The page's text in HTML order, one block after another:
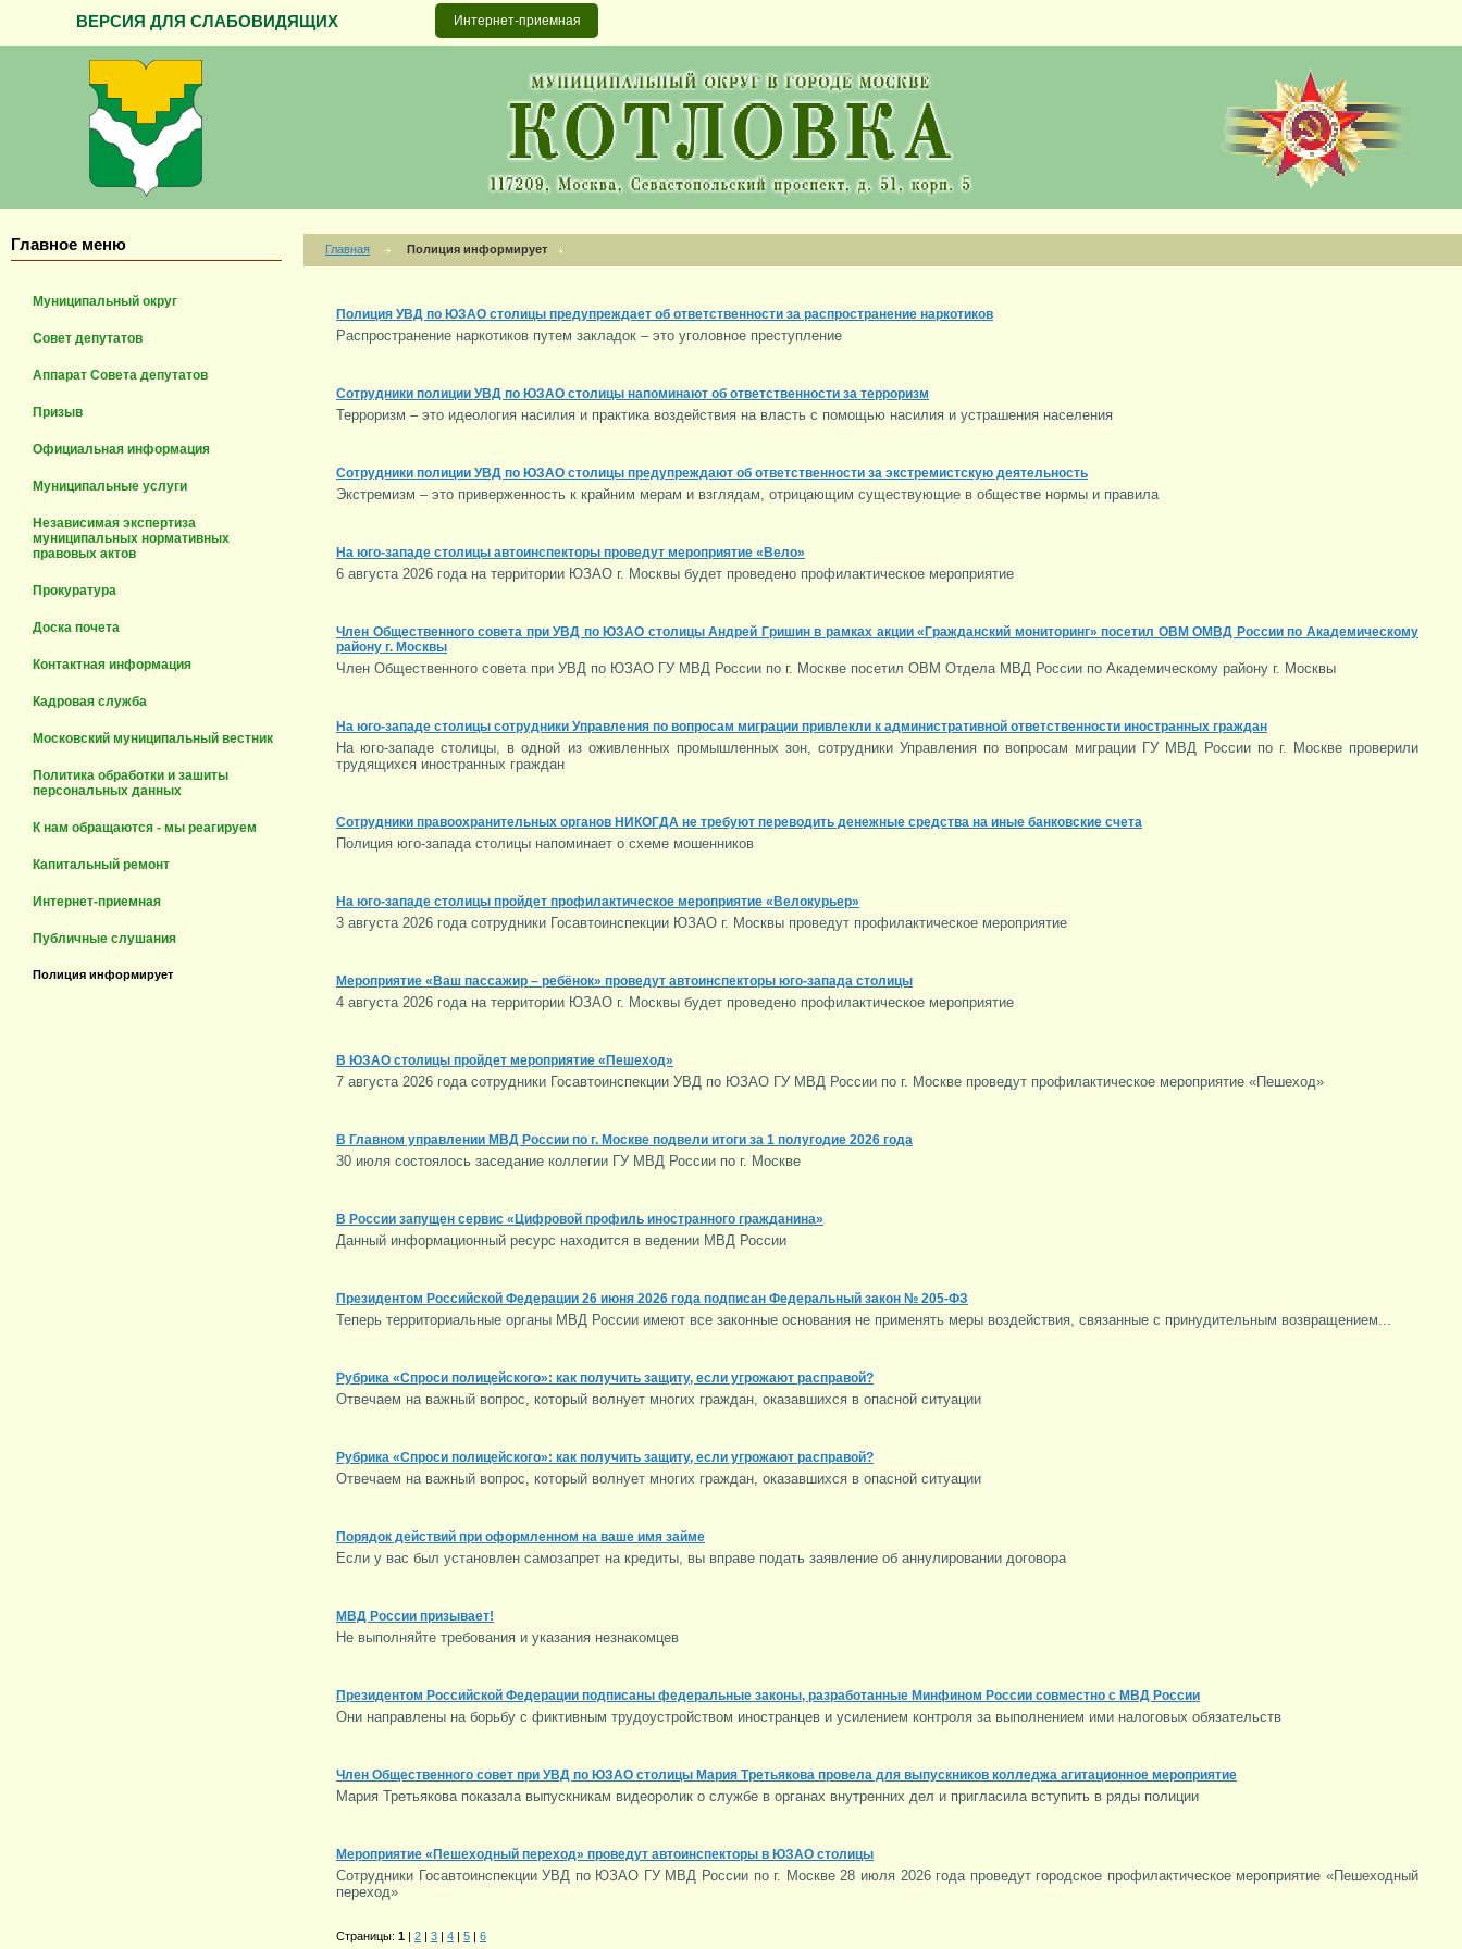
ВЕРСИЯ ДЛЯ СЛАБОВИДЯЩИХ Интернет-приемная
Главное меню
Муниципальный округ
Совет депутатов
Аппарат Совета депутатов
Призыв
Официальная информация
Муниципальные услуги
Независимая экспертиза
муниципальных нормативных
правовых актов
Прокуратура
Доска почета
Контактная информация
Кадровая служба
Московский муниципальный вестник
Политика обработки и зашиты
персональных данных
К нам обращаются - мы реагируем
Капитальный ремонт
Интернет-приемная
Публичные слушания
Полиция информирует
Главная Полиция информирует
Полиция УВД по ЮЗАО столицы предупреждает об ответственности за распространение наркотиков
Распространение наркотиков путем закладок – это уголовное преступление
Сотрудники полиции УВД по ЮЗАО столицы напоминают об ответственности за терроризм
Терроризм – это идеология насилия и практика воздействия на власть с помощью насилия и устрашения населения
Сотрудники полиции УВД по ЮЗАО столицы предупреждают об ответственности за экстремистскую деятельность
Экстремизм – это приверженность к крайним мерам и взглядам, отрицающим существующие в обществе нормы и правила
На юго-западе столицы автоинспекторы проведут мероприятие «Вело»
6 августа 2026 года на территории ЮЗАО г. Москвы будет проведено профилактическое мероприятие
Член Общественного совета при УВД по ЮЗАО столицы Андрей Гришин в рамках акции «Гражданский мониторинг» посетил ОВМ ОМВД России по Академическому
району г. Москвы
Член Общественного совета при УВД по ЮЗАО ГУ МВД России по г. Москве посетил ОВМ Отдела МВД России по Академическому району г. Москвы
На юго-западе столицы сотрудники Управления по вопросам миграции привлекли к административной ответственности иностранных граждан
На юго-западе столицы, в одной из оживленных промышленных зон, сотрудники Управления по вопросам миграции ГУ МВД России по г. Москве проверили
трудящихся иностранных граждан
Сотрудники правоохранительных органов НИКОГДА не требуют переводить денежные средства на иные банковские счета
Полиция юго-запада столицы напоминает о схеме мошенников
На юго-западе столицы пройдет профилактическое мероприятие «Велокурьер»
3 августа 2026 года сотрудники Госавтоинспекции ЮЗАО г. Москвы проведут профилактическое мероприятие
Мероприятие «Ваш пассажир – ребёнок» проведут автоинспекторы юго-запада столицы
4 августа 2026 года на территории ЮЗАО г. Москвы будет проведено профилактическое мероприятие
В ЮЗАО столицы пройдет мероприятие «Пешеход»
7 августа 2026 года сотрудники Госавтоинспекции УВД по ЮЗАО ГУ МВД России по г. Москве проведут профилактическое мероприятие «Пешеход»
В Главном управлении МВД России по г. Москве подвели итоги за 1 полугодие 2026 года
30 июля состоялось заседание коллегии ГУ МВД России по г. Москве
В России запущен сервис «Цифровой профиль иностранного гражданина»
Данный информационный ресурс находится в ведении МВД России
Президентом Российской Федерации 26 июня 2026 года подписан Федеральный закон № 205-ФЗ
Теперь территориальные органы МВД России имеют все законные основания не применять меры воздействия, связанные с принудительным возвращением...
Рубрика «Спроси полицейского»: как получить защиту, если угрожают расправой?
Отвечаем на важный вопрос, который волнует многих граждан, оказавшихся в опасной ситуации
Рубрика «Спроси полицейского»: как получить защиту, если угрожают расправой?
Отвечаем на важный вопрос, который волнует многих граждан, оказавшихся в опасной ситуации
Порядок действий при оформленном на ваше имя займе
Если у вас был установлен самозапрет на кредиты, вы вправе подать заявление об аннулировании договора
МВД России призывает!
Не выполняйте требования и указания незнакомцев
Президентом Российской Федерации подписаны федеральные законы, разработанные Минфином России совместно с МВД России
Они направлены на борьбу с фиктивным трудоустройством иностранцев и усилением контроля за выполнением ими налоговых обязательств
Член Общественного совет при УВД по ЮЗАО столицы Мария Третьякова провела для выпускников колледжа агитационное мероприятие
Мария Третьякова показала выпускникам видеоролик о службе в органах внутренних дел и пригласила вступить в ряды полиции
Мероприятие «Пешеходный переход» проведут автоинспекторы в ЮЗАО столицы
Сотрудники Госавтоинспекции УВД по ЮЗАО ГУ МВД России по г. Москве 28 июля 2026 года проведут городское профилактическое мероприятие «Пешеходный
переход»
Страницы: 1 | 2 | 3 | 4 | 5 | 6